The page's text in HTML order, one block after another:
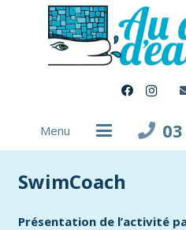
Menu
SwimCoach
Présentation de l’activité